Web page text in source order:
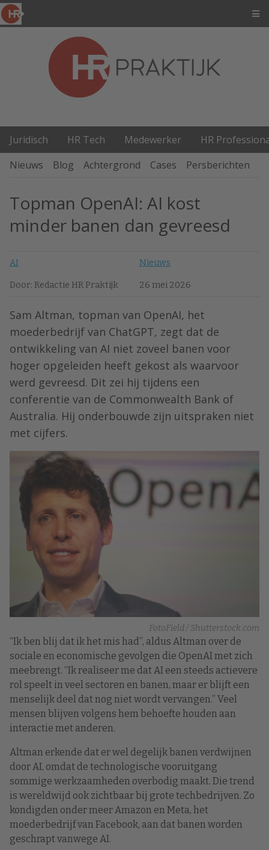
Juridisch HR Tech Medewerker
HR
Nieuws
Blog Achtergrond Cases Persberichten
Topman OpenAI: AI kost
minder banen dan gevreesd
AI Nieuws
Door: Redactie HR Praktijk 26 mei 2026
Sam Altman, topman van OpenAI, het
moederbedrijf van ChatGPT, zegt dat de
ontwikkeling van AI niet zoveel banen voor
hoger opgeleiden heeft gekost als waarvoor
werd gevreesd. Dit zei hij tijdens een
conferentie van de Commonwealth Bank of
Australia. Hij onderbouwde zijn uitspraken niet
met cijfers.
FotoField / Shutterstock.com
“Ik ben blij dat ik het mis had”, aldus Altman over de
sociale en economische gevolgen die OpenAI met zich
meebrengt. “Ik realiseer me dat AI een steeds actievere
rol speelt in veel sectoren en banen, maar er blijft een
menselijk deel dat nog niet wordt vervangen.” Veel
mensen blijven volgens hem behoefte houden aan
interactie met anderen.
Altman erkende dat er wel degelijk banen verdwijnen
door AI, omdat de technologische vooruitgang
sommige werkzaamheden overbodig maakt. Die trend
is wereldwijd ook zichtbaar bij grote techbedrijven. Zo
kondigden onder meer Amazon en Meta, het
moederbedrijf van Facebook, aan dat banen worden
geschrapt vanwege AI.